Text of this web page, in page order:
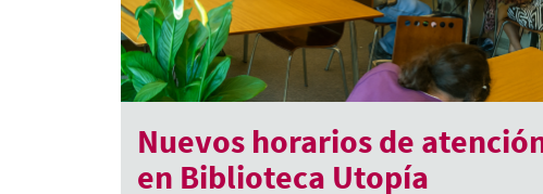
Nuevos horarios de
en Biblioteca Utopía